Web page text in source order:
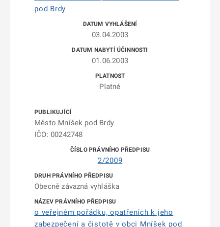
pod Brdy
03.04.2003
01.06.2003
Platné
Město Mníšek pod Brdy
IČO: 00242748
2/2009
Obecně závazná vyhláška
o veřejném pořádku, opatřeních k jeho
zabezpečení a čistotě v obci Mníšek pod